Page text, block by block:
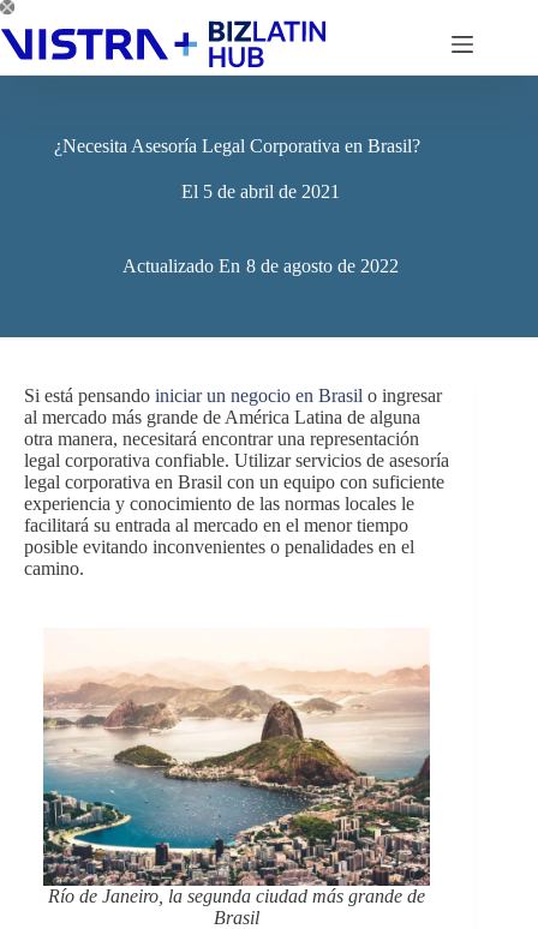
Saltar
al
contenido
¿Necesita Asesoría Legal Corporativa en Brasil?
El 5 de abril de 2021
Actualizado En 8 de agosto de 2022
Si está pensando iniciar un negocio en Brasil o ingresar
al mercado más grande de América Latina de alguna
otra manera, necesitará encontrar una representación
legal corporativa confiable. Utilizar servicios de asesoría
legal corporativa en Brasil con un equipo con suficiente
experiencia y conocimiento de las normas locales le
facilitará su entrada al mercado en el menor tiempo
posible evitando inconvenientes o penalidades en el
camino.
Río de Janeiro, la segunda ciudad más grande de
Brasil